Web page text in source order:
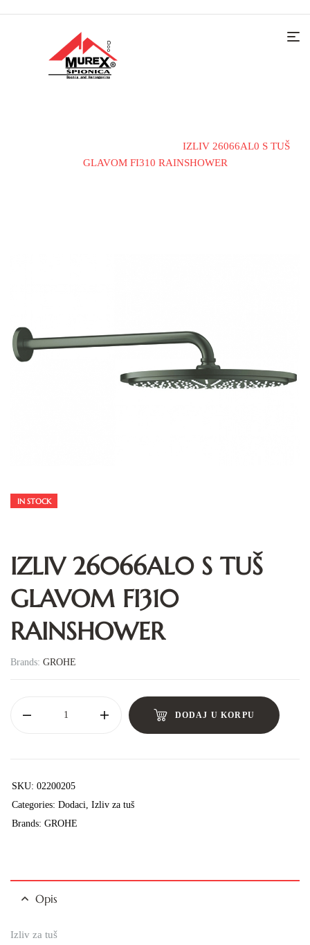
IZLIV 26066AL0 S TUŠ
GLAVOM FI310 RAINSHOWER
IN STOCK
IZLIV 26066AL0 S TUŠ
GLAVOM FI310
RAINSHOWER
Brands: GROHE
DODAJ U KORPU
SKU: 02200205
Categories: Dodaci, Izliv za tuš
Brands: GROHE
Opis
Izliv za tuš